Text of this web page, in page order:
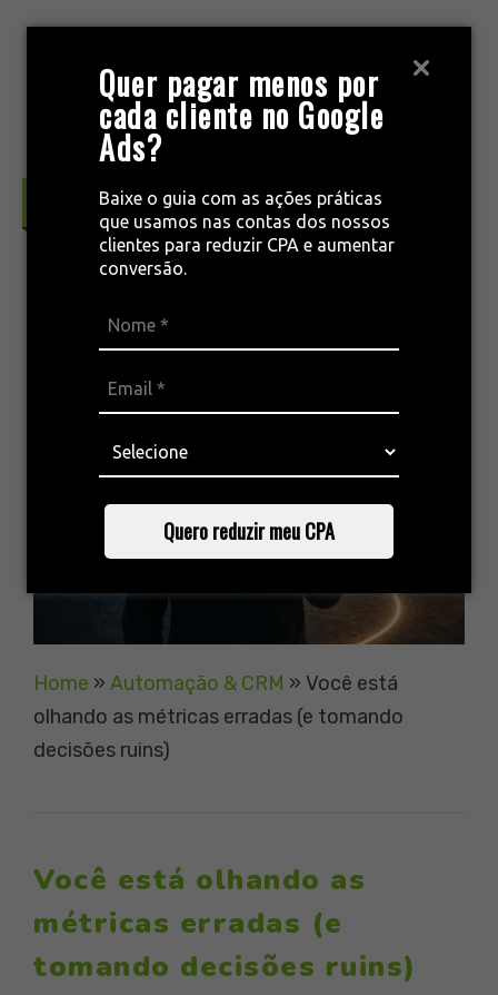
Quer pagar menos por
cada cliente no Google
Ads?
Baixe o guia com as ações práticas
que usamos nas contas dos nossos
clientes para reduzir CPA e aumentar
conversão.
Quero reduzir meu CPA
Automação & CRM
Home » Automação & CRM » Você está
olhando as métricas erradas (e tomando
decisões ruins)
Você está olhando as
métricas erradas (e
tomando decisões ruins)